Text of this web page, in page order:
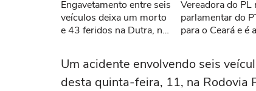
Engavetamento entre seis
veículos deixa um morto
e 43 feridos na Dutra, no
Vereadora do PL
parlamentar do
para o Ceará e é
'Nasceu lá, mas
encher o saco
Um acidente envolvendo seis
desta quinta-feira, 11, na Rodovia